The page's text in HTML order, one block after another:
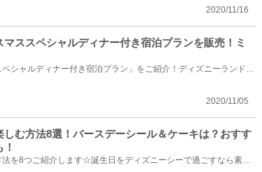
2020/11/16
マススペシャルディナー付き宿泊プランを販売！ミ
ディズニーホテルの「クリスマススペシャルディナー付き宿泊プラン」をご紹介！ディズニーランドホテル...
2020/11/05
む方法8選！バースデーシール＆ケーキは？おすす
ディズニーシーで誕生日を楽しむ方法を8つご紹介します☆誕生日をディズニーシーで過ごすなら素敵な思い...